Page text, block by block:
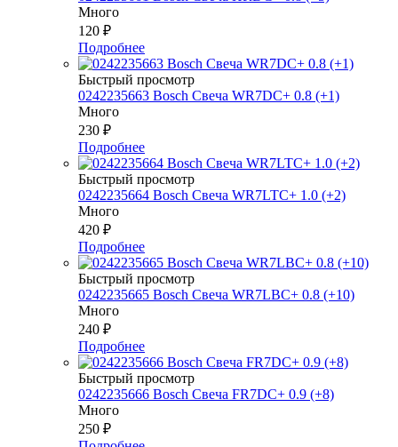
Много
120 ₽
Подробнее
Быстрый просмотр
0242235663 Bosch Свеча WR7DC+ 0.8 (+1)
Много
230 ₽
Подробнее
Быстрый просмотр
0242235664 Bosch Свеча WR7LTC+ 1.0 (+2)
Много
420 ₽
Подробнее
Быстрый просмотр
0242235665 Bosch Свеча WR7LBC+ 0.8 (+10)
Много
240 ₽
Подробнее
Быстрый просмотр
0242235666 Bosch Свеча FR7DC+ 0.9 (+8)
Много
250 ₽